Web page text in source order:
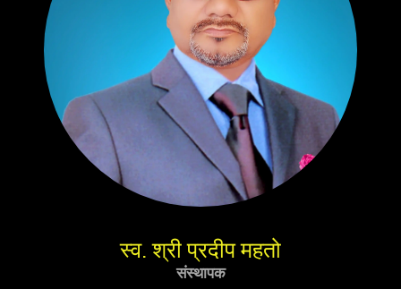
स्व. श्री प्रदीप महतो
संस्थापक